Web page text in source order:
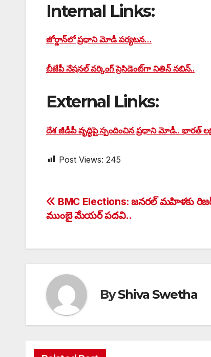
Internal Links:
జోర్డాన్‌లో ప్రధాని మోడీ పర్యటన…
బీజేపీ నేషనల్ వర్కింగ్ ప్రెసిడెంట్‌గా నితిన్ నబిన్..
External Links:
దేశ జీడీపీ వృద్ధిపై స్పందించిన ప్రధాని మోడీ.. భారత్
Post Views: 245
Post
navigation
BMC Elections: జనరల్ మహిళకు
ముంబై మేయర్ పదవి..
ByShiva Swetha